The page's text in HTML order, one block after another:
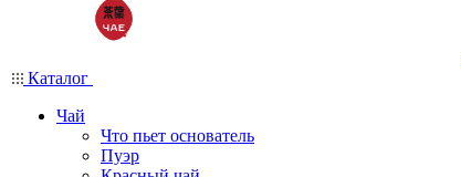
Каталог
Чай
Что пьет основатель
Пуэр